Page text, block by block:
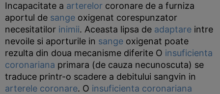
Incapacitate a arterelor coronare de a furniza
aportul de sange oxigenat corespunzator
necesitatilor inimii. Aceasta lipsa de adaptare intre
nevoile si aporturile in sange oxigenat poate
rezulta din doua mecanisme diferite O insuficienta
coronariana primara (de cauza necunoscuta) se
traduce printr-o scadere a debitului sangvin in
arterele coronare. O insuficienta coronariana